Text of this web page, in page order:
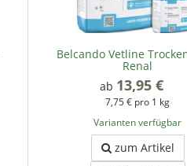
Belcando Vetline
Renal
ab 13,95 €
7,75 € pro 1 kg
Varianten verfügbar
zum Artikel